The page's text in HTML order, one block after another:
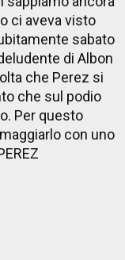
ci aveva visto
sabato
di Albon
che Perez si
che sul podio
Per questo
con uno